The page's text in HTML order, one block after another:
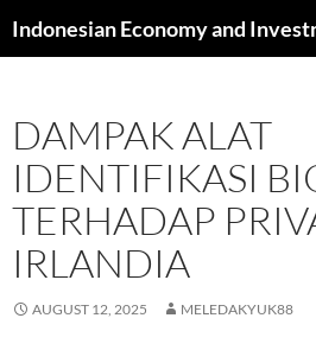
to
DAMPAK ALAT
IDENTIFIKASI
TERHADAP
IRLANDIA
AUGUST 12, 2025 MELEDAKYUK88